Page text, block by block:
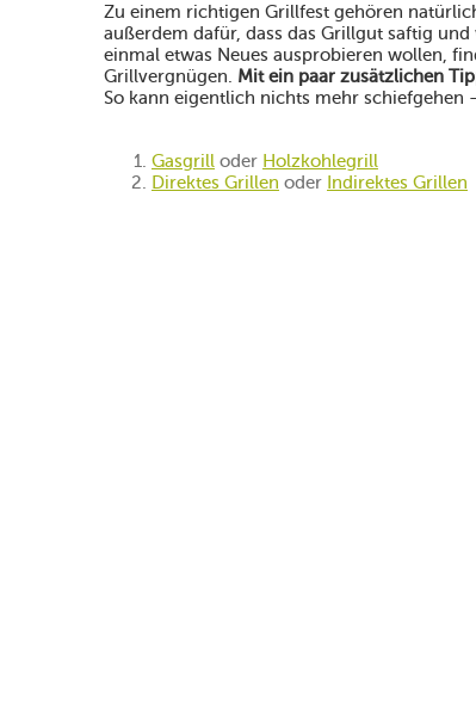
Zu einem richtigen Grillfest gehören
außerdem dafür, dass das Grillgut saftig
einmal etwas Neues ausprobieren wollen,
Grillvergnügen. Mit ein paar zusätzlichen
So kann eigentlich nichts mehr schiefgehen
Gasgrill oder Holzkohlegrill
Direktes Grillen oder Indirektes Grillen